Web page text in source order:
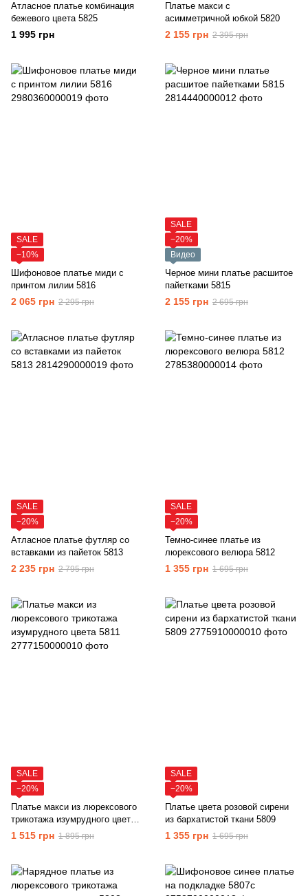
Атласное платье комбинация
бежевого цвета 5825
1 995 грн
Платье макси с
асимметричной юбкой 5820
2 155 грн 2 395 грн
SALE
−10%
Шифоновое платье миди с
принтом лилии 5816
2 065 грн 2 295 грн
SALE
−20%
Видео
Черное мини платье расшитое
пайетками 5815
2 155 грн 2 695 грн
SALE
−20%
Атласное платье футляр со
вставками из пайеток 5813
2 235 грн 2 795 грн
SALE
−20%
Темно-синее платье из
люрексового велюра 5812
1 355 грн 1 695 грн
SALE
−20%
Платье макси из люрексового
трикотажа изумрудного цвета
5811
1 515 грн 1 895 грн
SALE
−20%
Платье цвета розовой сирени
из бархатистой ткани 5809
1 355 грн 1 695 грн